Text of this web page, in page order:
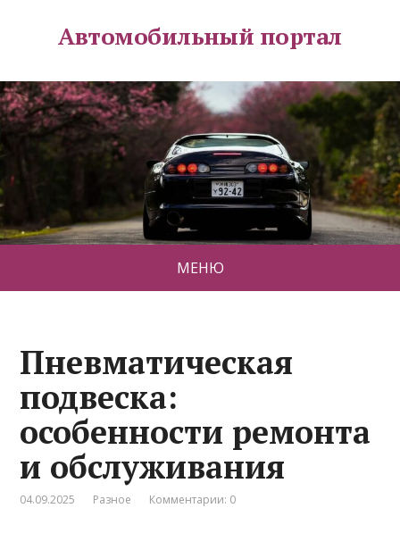
Автомобильный портал
МЕНЮ
Пневматическая
подвеска:
особенности ремонта
и обслуживания
04.09.2025 Разное Комментарии: 0